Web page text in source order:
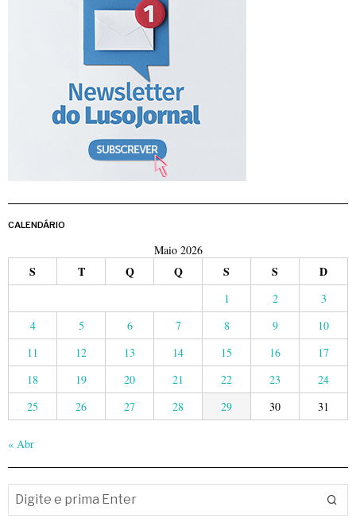
CALENDÁRIO
Maio 2026
S T Q Q S S D
1 2
3
4
5 6 7 8 9
10
11
12 13 14 15 16
17
18
19 20 21 22 23
24
25
26 27 28 29 30 31
« Abr